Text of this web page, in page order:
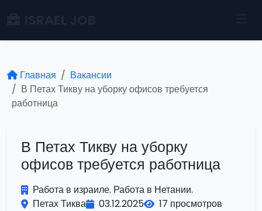
Главная
Вакансии
В Петах Тикву на уборку офисов требуется
работница
В Петах Тикву на уборку
офисов требуется работница
Работа в израиле. Работа в Нетании.
Петах Тиква
03.12.2025 17 просмотров